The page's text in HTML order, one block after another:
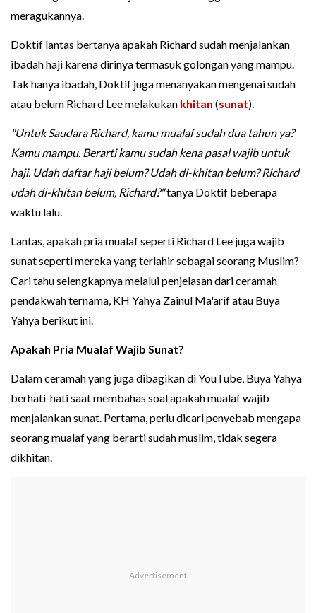
meragukannya.
Doktif lantas bertanya apakah Richard sudah menjalankan
ibadah haji karena dirinya termasuk golongan yang mampu.
Tak hanya ibadah, Doktif juga menanyakan mengenai sudah
atau belum Richard Lee melakukan khitan (sunat).
"Untuk Saudara Richard, kamu mualaf sudah dua tahun ya?
Kamu mampu. Berarti kamu sudah kena pasal wajib untuk
haji. Udah daftar haji belum? Udah di-khitan belum? Richard
udah di-khitan belum, Richard?"tanya Doktif beberapa
waktu lalu.
Lantas, apakah pria mualaf seperti Richard Lee juga wajib
sunat seperti mereka yang terlahir sebagai seorang Muslim?
Cari tahu selengkapnya melalui penjelasan dari ceramah
pendakwah ternama, KH Yahya Zainul Ma'arif atau Buya
Yahya berikut ini.
Apakah Pria Mualaf Wajib Sunat?
Dalam ceramah yang juga dibagikan di YouTube, Buya Yahya
berhati-hati saat membahas soal apakah mualaf wajib
menjalankan sunat. Pertama, perlu dicari penyebab mengapa
seorang mualaf yang berarti sudah muslim, tidak segera
dikhitan.